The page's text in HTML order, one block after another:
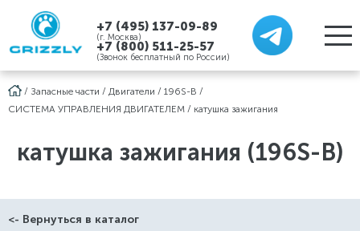
+7 (495) 137-09-89
(г. Москва)
+7 (800) 511-25-57
(Звонок бесплатный по России)
/ Запасные части / Двигатели / 196S-B /
СИСТЕМА УПРАВЛЕНИЯ ДВИГАТЕЛЕМ / катушка зажигания
катушка зажигания (196S-B)
<- Вернуться в каталог